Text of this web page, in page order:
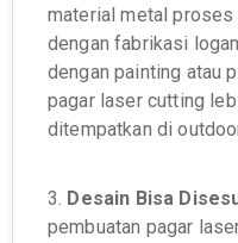
material metal proses
dengan fabrikasi
dengan painting atau
pagar laser cutting
ditempatkan di
3. Desain Bisa
pembuatan pagar